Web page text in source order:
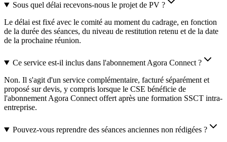
Sous quel délai recevons-nous le projet de PV ?
Le délai est fixé avec le comité au moment du cadrage, en fonction
de la durée des séances, du niveau de restitution retenu et de la date
de la prochaine réunion.
Ce service est-il inclus dans l'abonnement Agora Connect ?
Non. Il s'agit d'un service complémentaire, facturé séparément et
proposé sur devis, y compris lorsque le CSE bénéficie de
l'abonnement Agora Connect offert après une formation SSCT intra-
entreprise.
Pouvez-vous reprendre des séances anciennes non rédigées ?